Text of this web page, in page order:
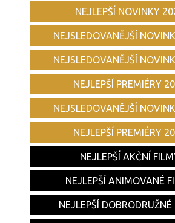
NEJLEPŠÍ NOVINKY
NEJSLEDOVANĚJŠÍ
NEJSLEDOVANĚJŠÍ
NEJLEPŠÍ PREMIÉRY
NEJSLEDOVANĚJŠÍ
NEJLEPŠÍ PREMIÉRY
NEJLEPŠÍ AKČNÍ
NEJLEPŠÍ ANIMOVANÉ
NEJLEPŠÍ DOBRODRUŽNÉ